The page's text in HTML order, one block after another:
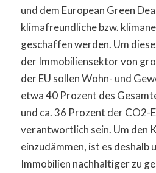
und dem European Green
klimafreundliche bzw.
geschaffen werden. Um
der Immobiliensektor von
der EU sollen Wohn- und
etwa 40 Prozent des
und ca. 36 Prozent der CO2-
verantwortlich sein. Um den
einzudämmen, ist es deshalb
Immobilien nachhaltiger zu